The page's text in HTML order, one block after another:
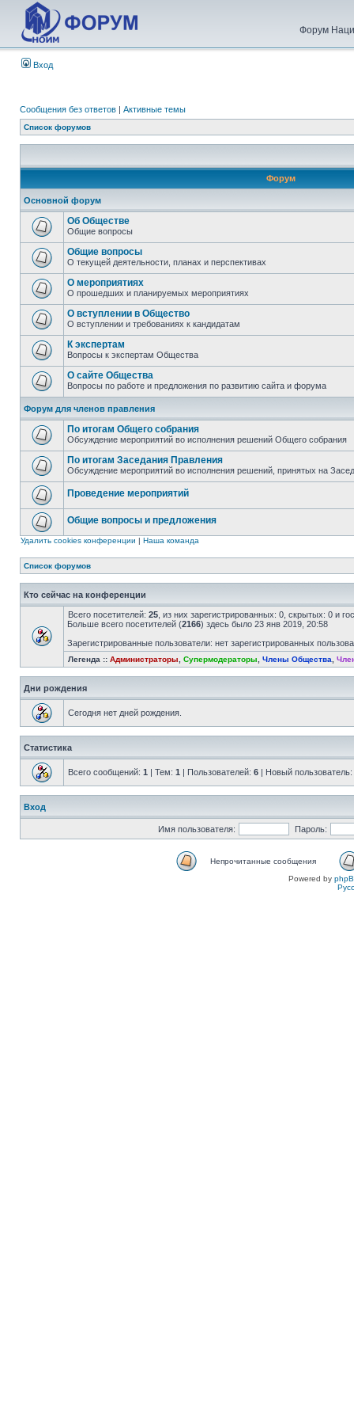
Форум
Вход
Сообщения без ответов | Активные темы
Список форумов
Форум
Основной форум
Об Обществе
Общие вопросы
Общие вопросы
О текущей деятельности, планах и перспективах
О мероприятиях
О прошедших и планируемых мероприятиях
О вступлении в Общество
О вступлении и требованиях к кандидатам
К экспертам
Вопросы к экспертам Общества
О сайте Общества
Вопросы по работе и предложения по развитию сайта и форума
Форум для членов правления
По итогам Общего собрания
Обсуждение мероприятий во исполнения решений Общего собрания
По итогам Заседания Правления
Обсуждение мероприятий во исполнения решений, принятых на
Проведение мероприятий
Общие вопросы и предложения
Удалить cookies конференции | Наша команда
Список форумов
Кто сейчас на конференции
Всего посетителей: 25 , из них зарегистрированных: 0, скрытых: 0 и
Больше всего посетителей (2166) здесь было 23 янв 2019, 20:58
Зарегистрированные пользователи: нет зарегистрированных
Легенда :: Администраторы Супермодераторы Члены Общества
Дни рождения
Сегодня нет дней рождения.
Статистика
Всего сообщений: 1 | Тем: 1 | Пользователей: 6 | Новый пользователь:
Вход
Имя пользователя: Пароль:
Непрочитанные сообщения
Powered by